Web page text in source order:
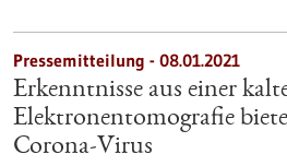
Pressemitteilung - 08.01.2021
Erkenntnisse aus einer
Elektronentomografie
Corona-Virus